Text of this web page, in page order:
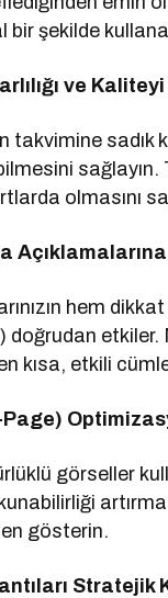
bir şekilde
ve
takvimine sadık
sağlayın.
olmasını
hem
doğrudan
kısa, etkili
görseller
gösterin.
Stratejik